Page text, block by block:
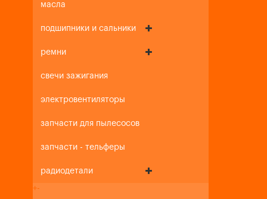
масла
подшипники и сальники
ремни
свечи зажигания
электровентиляторы
запчасти для пылесосов
запчасти - тельферы
радиодетали
+-